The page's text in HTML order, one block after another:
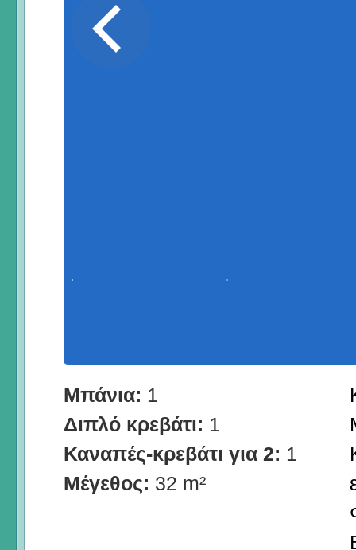
Μπάνια: 1
Διπλό κρεβάτι: 1
Καναπές-κρεβάτι για 2: 1
Μέγεθος: 32 m²